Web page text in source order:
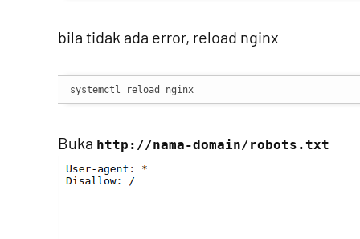
bila tidak ada error, reload nginx
systemctl reload nginx
Buka http://nama-domain/robots.txt